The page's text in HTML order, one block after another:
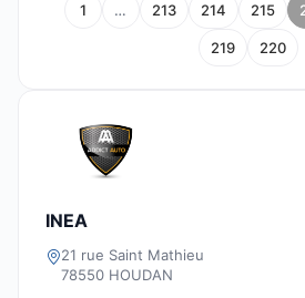
1 … 213 214 215
219 220
INEA
21 rue Saint Mathieu
78550 HOUDAN